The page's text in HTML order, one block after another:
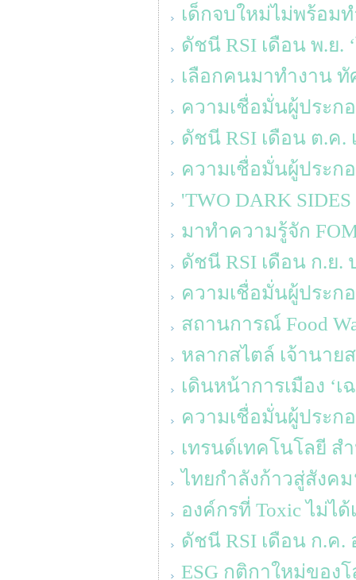
เด็กจบใหม่ไม่พร้อม
ดัชนี RSI เดือน พ.ย.
เลือกคนมาทำงาน
ความเชื่อมั่นผู้ประก
ดัชนี RSI เดือน ต.ค.
ความเชื่อมั่นผู้ประก
'TWO DARK
มาทำความรู้จัก
ดัชนี RSI เดือน ก.ย.
ความเชื่อมั่นผู้ประก
สถานการณ์ Food
หลากสไตล์ เจ้านาย
เดินหน้าการเมือง ‘เ
ความเชื่อมั่นผู้ประก
เทรนด์เทคโนโลยี ส
ไทยกำลังก้าวสู่สังคม
องค์กรที่ Toxic ไม่ไ
ดัชนี RSI เดือน ก.ค.
ESG กติกาใหม่ของ